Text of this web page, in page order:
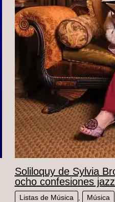
Soliloquy de Sylvia
ocho confesiones
Listas de Música Música